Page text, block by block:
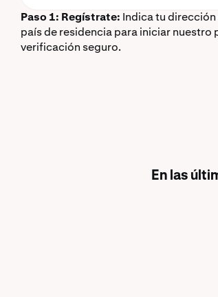
Paso 1: Regístrate: Indica tu dirección
país de residencia para iniciar nuestro
verificación seguro.
En las